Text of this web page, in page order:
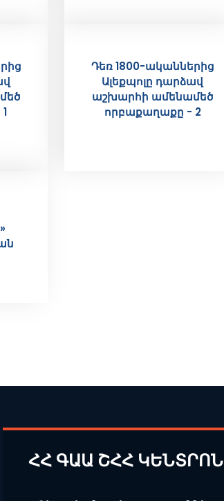
Դեռ 1800-ականներից
Ալեքպոլը դարձավ
աշխարհի ամենամեծ
որբաքաղաքը - 2
ՀՀ ԳԱԱ ՇՀՀ ԿԵՆՏՐՈՆ